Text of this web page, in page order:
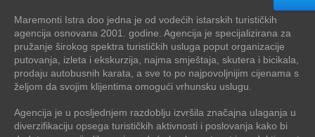
Maremonti Istra doo jedna je od vodećih istarskih turističkih
agencija osnovana 2001. godine. Agencija je specijalizirana za
pružanje širokog spektra turističkih usluga poput organizacije
putovanja, izleta i ekskurzija, najma smještaja, skutera i bicikala,
prodaju autobusnih karata, a sve to po najpovoljnijim cijenama s
željom da svojim klijentima omogući vrhunsku uslugu.
Agencija je u posljednjem razdoblju izvršila značajna ulaganja u
diverzifikaciju opsega turističkih aktivnosti i poslovanja kako bi